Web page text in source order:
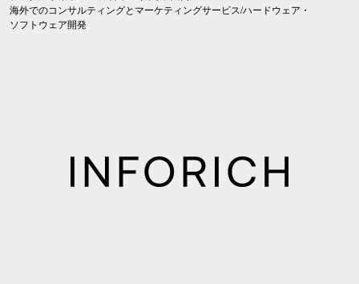
海外でのコンサルティングとマーケティングサービス/ハードウェア・
ソフトウェア開発